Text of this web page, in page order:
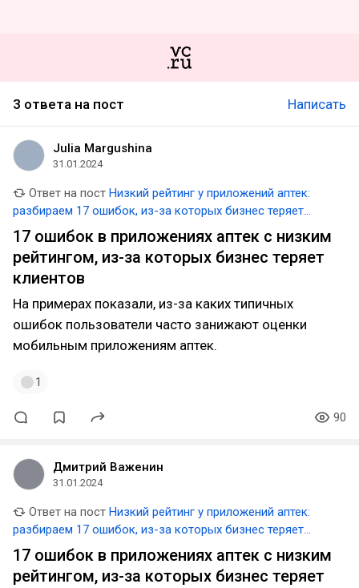
3 ответа на пост Написать
Julia Margushina
31.01.2024
Ответ на пост Низкий рейтинг у приложений аптек:
разбираем 17 ошибок, из-за которых бизнес теряет
клиентов
17 ошибок в приложениях аптек с низким
рейтингом, из-за которых бизнес теряет
клиентов
На примерах показали, из-за каких типичных
ошибок пользователи часто занижают оценки
мобильным приложениям аптек.
1
90
Дмитрий Важенин
31.01.2024
Ответ на пост Низкий рейтинг у приложений аптек:
разбираем 17 ошибок, из-за которых бизнес теряет
клиентов
17 ошибок в приложениях аптек с низким
рейтингом, из-за которых бизнес теряет